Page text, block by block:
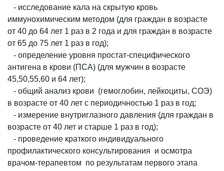
- исследование кала на скрытую кровь
иммунохимическим методом (для граждан в возрасте
от 40 до 64 лет 1 раз в 2 года и для граждан в возрасте
от 65 до 75 лет 1 раз в год);
- определение уровня простат-специфического
антигена в крови (ПСА) (для мужчин в возрасте
45,50,55,60 и 64 лет);
- общий анализ крови (гемоглобин, лейкоциты, СОЭ)
в возрасте от 40 лет с периодичностью 1 раз в год;
- измерение внутриглазного давления (для граждан в
возрасте от 40 лет и старше 1 раз в год);
- проведение краткого индивидуального
профилактического консультирования и осмотра
врачом-терапевтом по результатам первого этапа